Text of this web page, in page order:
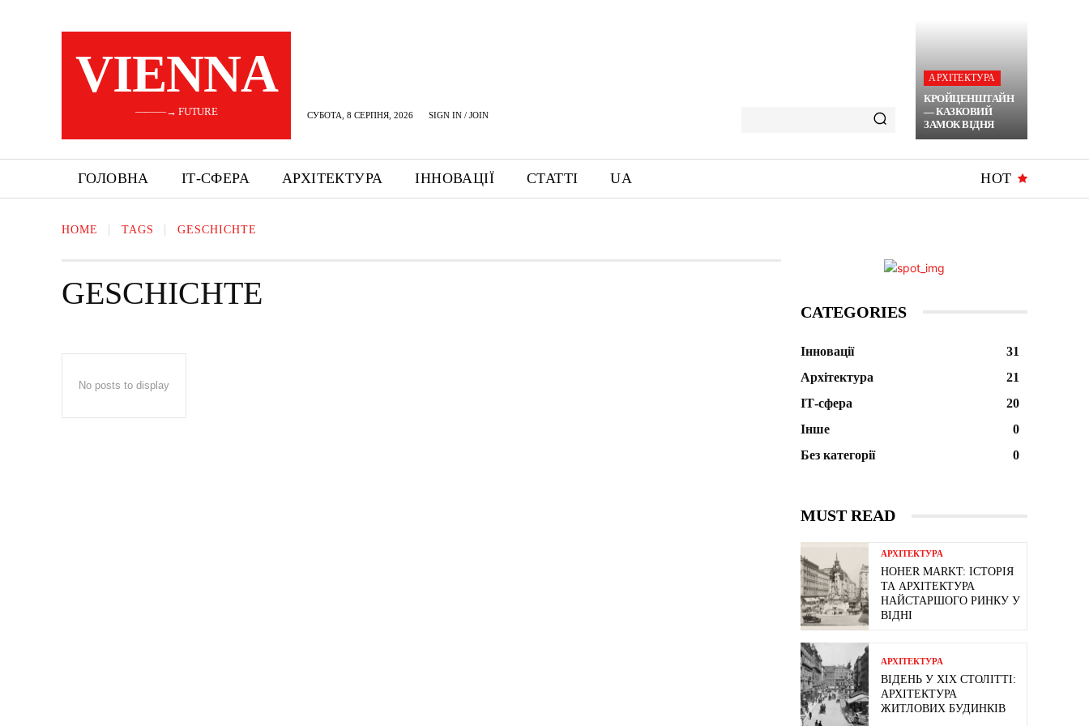
VIENNA
———→ FUTURE СУБОТА, 8 СЕРПНЯ, 2026 SIGN IN / JOIN
АРХІТЕКТУРА
КРОЙЦЕНШТАЙН
— КАЗКОВИЙ
ЗАМОК ВІДНЯ
ГОЛОВНА ІТ-СФЕРА АРХІТЕКТУРА ІННОВАЦІЇ СТАТТІ UA HOT
HOME TAGS GESCHICHTE
GESCHICHTE
No posts to display
CATEGORIES
Інновації
31
Архітектура
21
ІТ-сфера
20
Інше
0
Без категорії
0
MUST READ
АРХІТЕКТУРА
HOHER MARKT: ІСТОРІЯ
ТА АРХІТЕКТУРА
НАЙСТАРШОГО РИНКУ У
ВІДНІ
АРХІТЕКТУРА
ВІДЕНЬ У ХІХ СТОЛІТТІ:
АРХІТЕКТУРА
ЖИТЛОВИХ БУДИНКІВ